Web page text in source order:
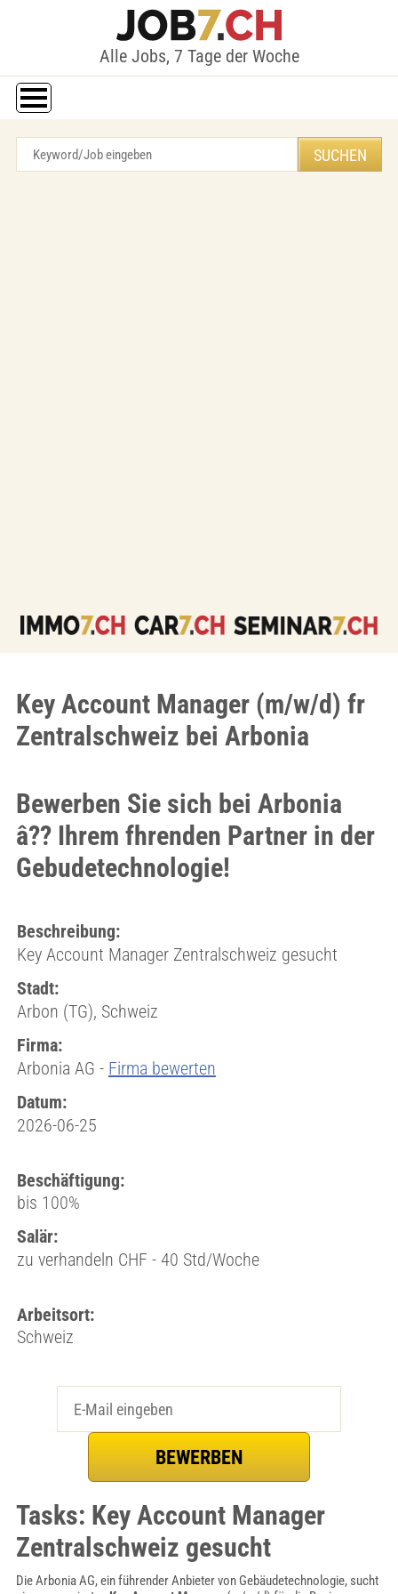
Alle Jobs, 7 Tage der Woche
Key Account Manager (m/w/d) fr
Zentralschweiz bei Arbonia
Bewerben Sie sich bei Arbonia
â?? Ihrem fhrenden Partner in der
Gebudetechnologie!
Beschreibung:
Key Account Manager Zentralschweiz gesucht
Stadt:
Arbon (TG), Schweiz
Firma:
Arbonia AG - Firma bewerten
Datum:
2026-06-25
Beschäftigung:
bis 100%
Salär:
zu verhandeln CHF - 40 Std/Woche
Arbeitsort:
Schweiz
Tasks: Key Account Manager
Zentralschweiz gesucht
Die Arbonia AG, ein führender Anbieter von Gebäudetechnologie, sucht